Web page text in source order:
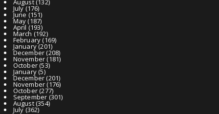
July(176)
June(151)
May(187)
April (193)
March (192)
February(169)
January(201)
December(208)
November(181)
October(53)
January(5)
December(201)
November(176)
October(277)
September (301)
August(354)
July(362)